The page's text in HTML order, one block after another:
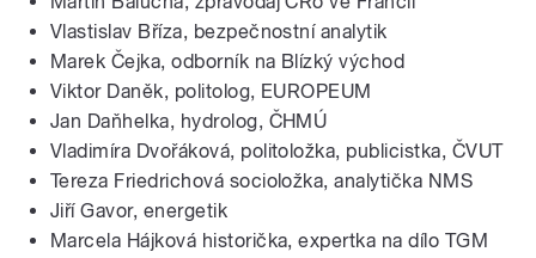
Vlastislav Bříza, bezpečnostní analytik
Marek Čejka, odborník na Blízký východ
Viktor Daněk, politolog, EUROPEUM
Jan Daňhelka, hydrolog, ČHMÚ
Vladimíra Dvořáková, politoložka, publicistka, ČVUT
Tereza Friedrichová socioložka, analytička NMS
Jiří Gavor, energetik
Marcela Hájková historička, expertka na dílo TGM